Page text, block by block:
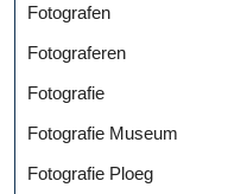
Fotografen
Fotograferen
Fotografie
Fotografie Museum
Fotografie Ploeg